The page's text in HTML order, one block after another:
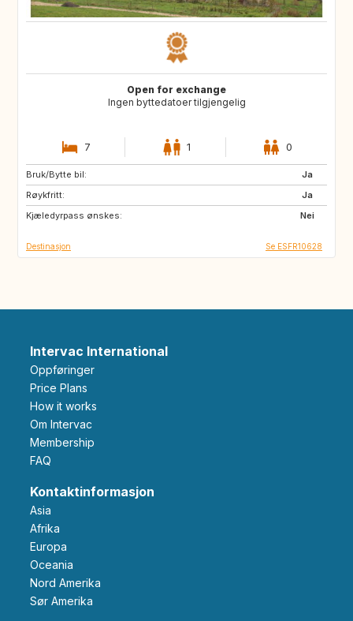
Open for exchange
Ingen byttedatoer tilgjengelig
7 1 0
Bruk/Bytte bil:
Ja
Røykfritt:
Ja
Kjæledyrpass ønskes:
Nei
IE
Destinasjon Se ESFR10628
Intervac International
Oppføringer
Price Plans
How it works
Om Intervac
Membership
FAQ
Kontaktinformasjon
Asia
Afrika
Europa
Oceania
Nord Amerika
Sør Amerika